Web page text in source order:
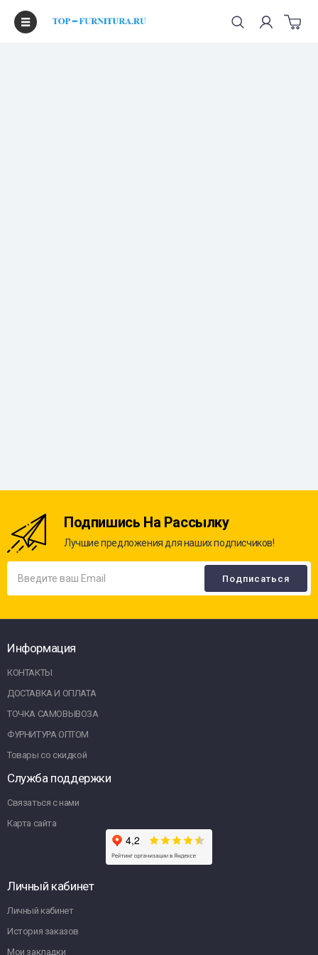
Подпишись На Рассылку
Лучшие предложения для наших подписчиков!
Информация
КОНТАКТЫ
ДОСТАВКА И ОПЛАТА
ТОЧКА САМОВЫВОЗА
ФУРНИТУРА ОПТОМ
Товары со скидкой
Служба поддержки
Связаться с нами
Карта сайта
Личный кабинет
Личный кабинет
История заказов
Мои закладки